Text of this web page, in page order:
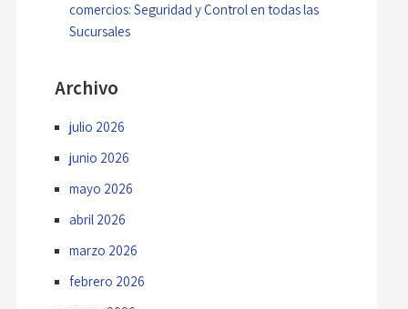
comercios: Seguridad y Control en todas las
Sucursales
Archivo
julio 2026
junio 2026
mayo 2026
abril 2026
marzo 2026
febrero 2026